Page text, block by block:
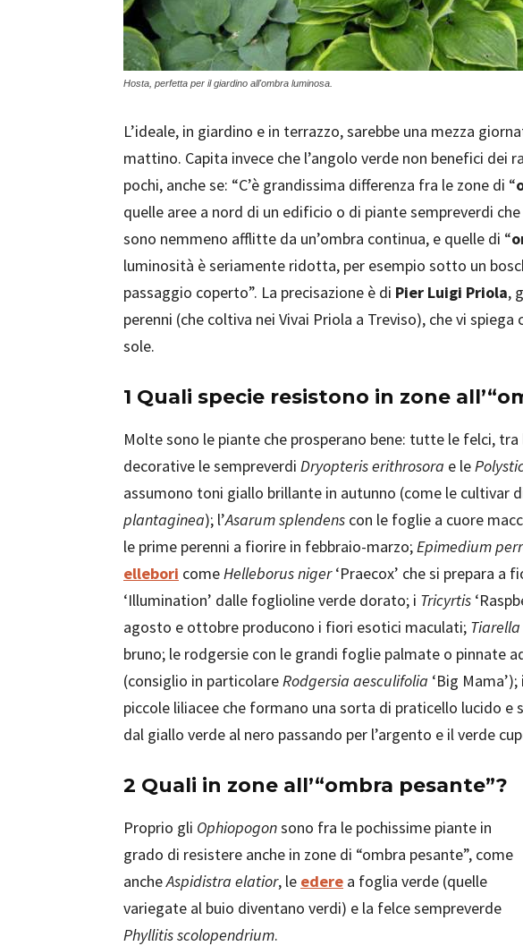
Hosta, perfetta per il giardino all'ombra luminosa.
L’ideale, in giardino e in terrazzo, sarebbe una mezza
mattino. Capita invece che l’angolo verde non benefici dei
pochi, anche se: “C’è grandissima differenza fra le zone di “
quelle aree a nord di un edificio o di piante sempreverdi
sono nemmeno afflitte da un’ombra continua, e quelle di “
luminosità è seriamente ridotta, per esempio sotto un
passaggio coperto”. La precisazione è di Pier Luigi Priola,
perenni (che coltiva nei Vivai Priola a Treviso), che vi
sole.
1 Quali specie resistono in zone
Molte sono le piante che prosperano bene: tutte le felci,
decorative le sempreverdi Dryopteris erithrosora e le
assumono toni giallo brillante in autunno (come le cultivar
plantaginea); l’Asarum splendens con le foglie a cuore
le prime perenni a fiorire in febbraio-marzo;Epimedium
ellebori comeHelleborus niger‘Praecox’ che si prepara a
‘Illumination’ dalle foglioline verde dorato; i Tricyrtis
agosto e ottobre producono i fiori esotici maculati;
bruno; le rodgersie con le grandi foglie palmate o pinnate
(consiglio in particolareRodgersia aesculifolia ‘Big
piccole liliacee che formano una sorta di praticello lucido e
dal giallo verde al nero passando per l’argento e il verde
2 Quali in zone all’“ombra pesante”?
Proprio gli Ophiopogonsono fra le pochissime piante in
grado di resistere anche in zone di “ombra pesante”, come
ancheAspidistra elatior, le edere a foglia verde (quelle
variegate al buio diventano verdi) e la felce sempreverde
Phyllitis scolopendrium.